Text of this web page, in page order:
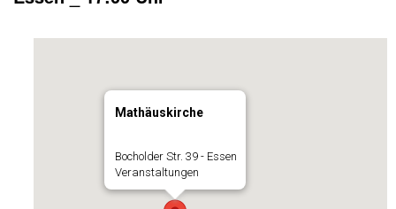
Mathäuskirche
Bocholder Str. 39 - Essen
Veranstaltungen